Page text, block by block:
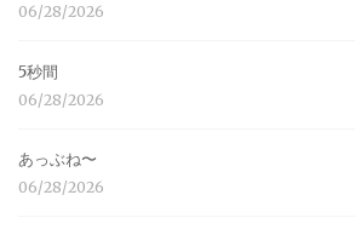
06/28/2026
5秒間
06/28/2026
あっぶね〜
06/28/2026